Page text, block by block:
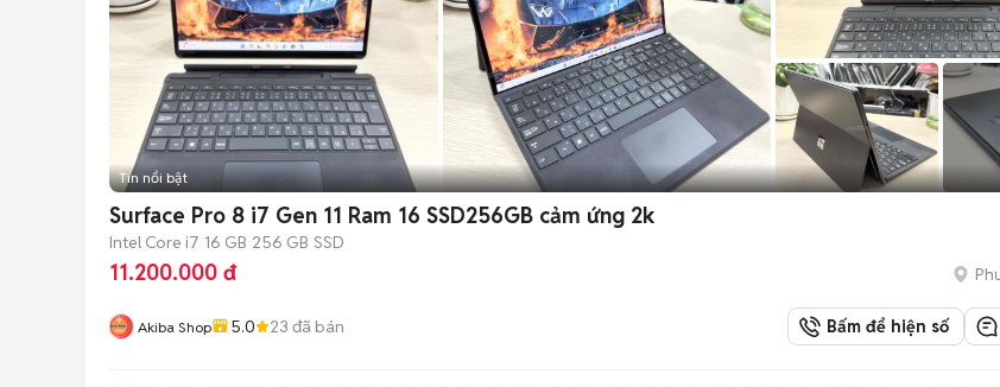
Tin nổi bật
Surface Pro 8 i7 Gen 11 Ram 16 SSD256GB cảm ứng 2k
Intel Core i7 16 GB 256 GB SSD
11.200.000 đ
Akiba Shop 5.0 23 đã bán Bấm để hiện số